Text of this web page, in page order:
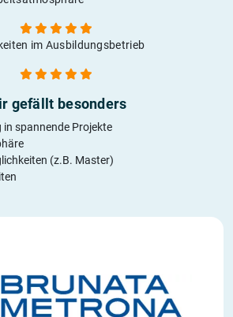
im Ausbildungsbetrieb
gefällt besonders
spannende Projekte
(z.B. Master)